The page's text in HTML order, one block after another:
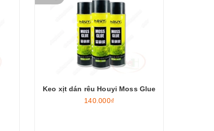
Keo xịt dán rêu Houyi Moss Glue
140.000₫